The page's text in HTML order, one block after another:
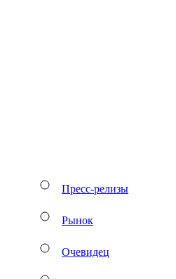
Пресс-релизы
Рынок
Очевидец